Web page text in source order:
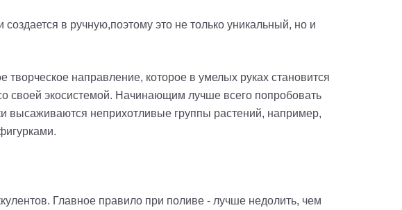
в ручную,поэтому это не только уникальный, но и
направление, которое в умелых руках становится
своей экосистемой. Начинающим лучше всего попробовать
высаживаются неприхотливые группы растений, например,
Главное правило при поливе - лучше недолить, чем